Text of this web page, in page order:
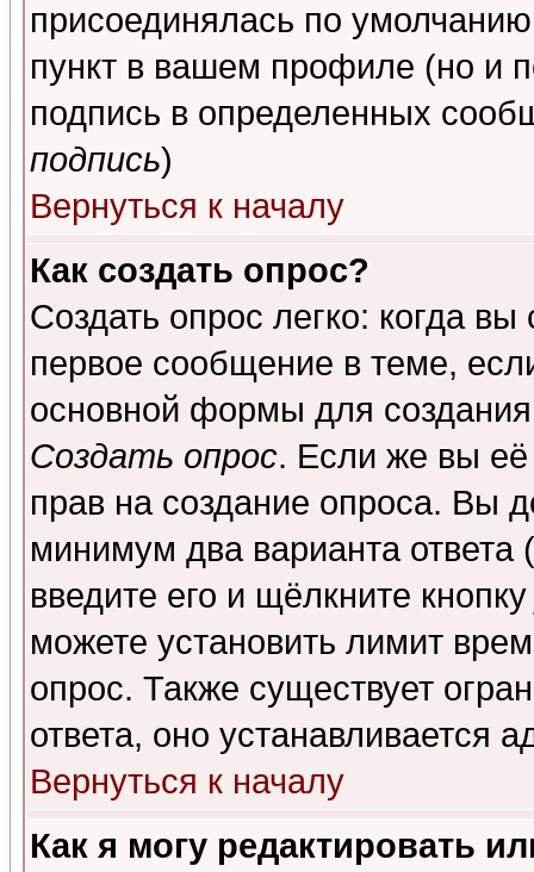
присоединялась по
пункт в вашем профиле (но и
подпись в определенных
подпись)
Вернуться к началу
Как создать опрос?
Создать опрос легко: когда
первое сообщение в теме,
основной формы для
Создать опрос. Если же вы её
прав на создание опроса. Вы
минимум два варианта ответа
введите его и щёлкните
можете установить лимит
опрос. Также существует
ответа, оно устанавливается
Вернуться к началу
Как я могу редактировать